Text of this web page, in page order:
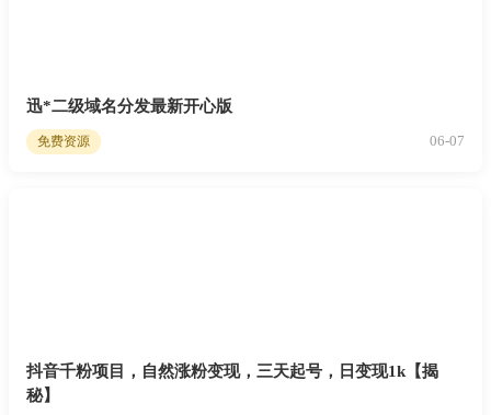
迅*二级域名分发最新开心版
免费资源 06-07
抖音千粉项目，自然涨粉变现，三天起号，日变现1k【揭
秘】